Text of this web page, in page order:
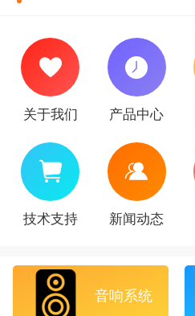
关于我们 产品中心
技术支持 新闻动态
音响系统